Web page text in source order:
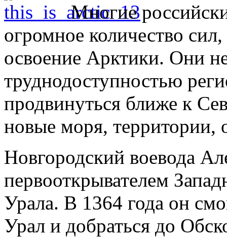
Многие
огромное количество
освоение Арктики. Они
труднодоступностью
продвинуться ближе к
новые моря, территории,
Новгородский воевода
первооткрывателем
Урала. В 1364 года он
Урал и добраться до